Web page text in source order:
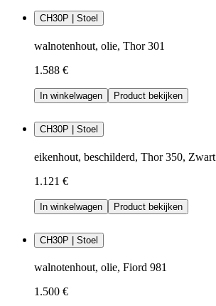
CH30P | Stoel
walnotenhout, olie, Thor 301
1.588 €
In winkelwagen Product bekijken
CH30P | Stoel
eikenhout, beschilderd, Thor 350, Zwart
1.121 €
In winkelwagen Product bekijken
CH30P | Stoel
walnotenhout, olie, Fiord 981
1.500 €